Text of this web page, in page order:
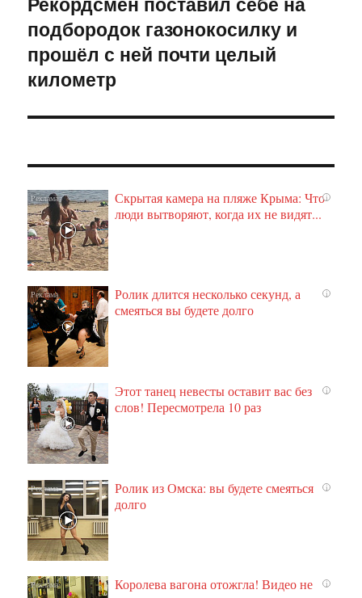
запись:
подбородок газонокосилку и
прошёл с ней почти целый
километр
i
Скрытая камера на пляже Крыма: Что
люди вытворяют, когда их не видят...
i
Ролик длится несколько секунд, а
смеяться вы будете долго
i
Этот танец невесты оставит вас без
слов! Пересмотрела 10 раз
i
Ролик из Омска: вы будете смеяться
долго
i
Королева вагона отожгла! Видео не